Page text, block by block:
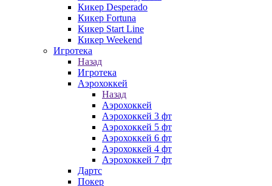
Кикер Desperado
Кикер Fortuna
Кикер Start Line
Кикер Weekend
Игротека
Назад
Игротека
Аэрохоккей
Назад
Аэрохоккей
Аэрохоккей 3 фт
Аэрохоккей 5 фт
Аэрохоккей 6 фт
Аэрохоккей 4 фт
Аэрохоккей 7 фт
Дартс
Покер